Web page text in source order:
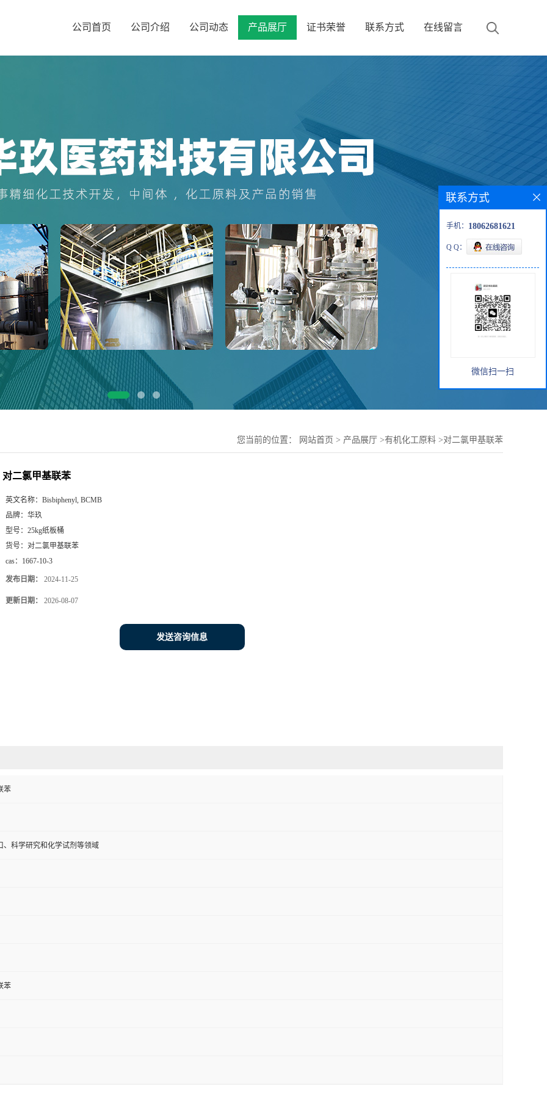
公司首页 公司介绍 公司动态 产品展厅 证书荣誉 联系方式 在线留言
您当前的位置： 网站首页 > 产品展厅 >有机化工原料 >对二氯甲基联苯
对二氯甲基联苯
英文名称： Bisbiphenyl, BCMB
品牌： 华玖
型号： 25kg纸板桶
货号： 对二氯甲基联苯
cas： 1667-10-3
发布日期： 2024-11-25
更新日期： 2026-08-07
发送咨询信息
苯
、科学研究和化学试剂等领域
苯
联系方式
手机： 18062681621
Q Q：
微信扫一扫